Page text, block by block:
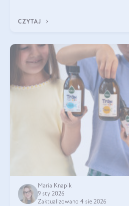
CZYTAJ
Maria Knapik
9 sty 2026
Zaktualizowano 4 sie 2026